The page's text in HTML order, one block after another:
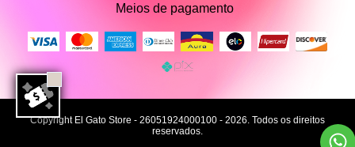
Meios de pagamento
Copyright El Gato Store - 26051924000100 - 2026. Todos os direitos
reservados.